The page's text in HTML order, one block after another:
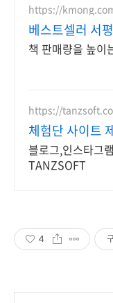
https://
베스트셀러 서
책 판매량을 높이
https://
체험단 사이트
블로그,인스타그
TANZSOFT
4